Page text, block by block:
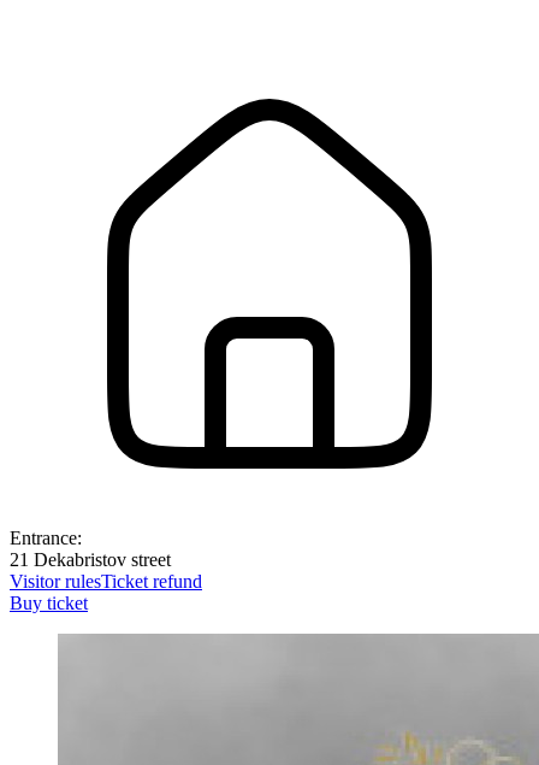
Entrance:
21 Dekabristov street
Visitor rulesTicket refund
Buy ticket